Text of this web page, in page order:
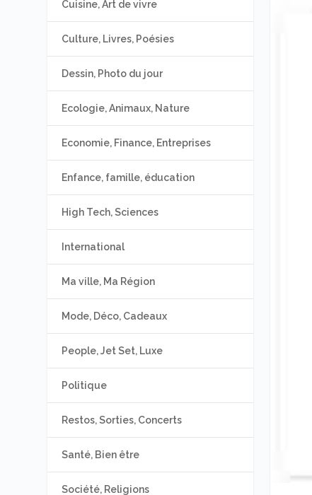
Cuisine, Art de vivre
Culture, Livres, Poésies
Dessin, Photo du jour
Ecologie, Animaux, Nature
Economie, Finance, Entreprises
Enfance, famille, éducation
High Tech, Sciences
International
Ma ville, Ma Région
Mode, Déco, Cadeaux
People, Jet Set, Luxe
Politique
Restos, Sorties, Concerts
Santé, Bien être
Société, Religions